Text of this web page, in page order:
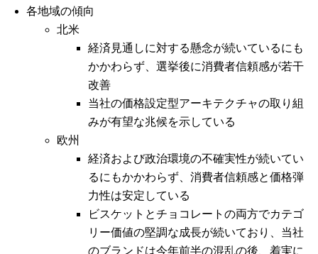
各地域の傾向
北米
経済見通しに対する懸念が続いているにも
かかわらず、選挙後に消費者信頼感が若干
改善
当社の価格設定型アーキテクチャの取り組
みが有望な兆候を示している
欧州
経済および政治環境の不確実性が続いてい
るにもかかわらず、消費者信頼感と価格弾
力性は安定している
ビスケットとチョコレートの両方でカテゴ
リー価値の堅調な成長が続いており、当社
のブランドは今年前半の混乱の後、着実に